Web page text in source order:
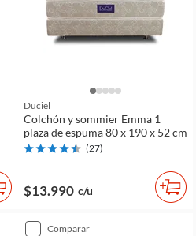
Duciel
Colchón y sommier Emma 1
plaza de espuma 80 x 190 x 52 cm
(27)
$13.990 c/u
comparar